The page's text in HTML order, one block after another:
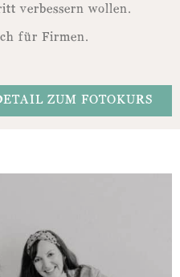
verbessern wollen.
für Firmen.
ZUM FOTOKURS